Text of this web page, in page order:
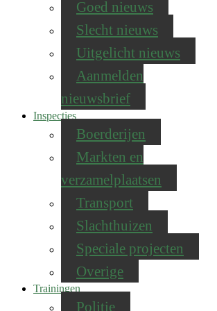
Goed nieuws
Slecht nieuws
Uitgelicht nieuws
Aanmelden
nieuwsbrief
Inspecties
Boerderijen
Markten en
verzamelplaatsen
Transport
Slachthuizen
Speciale projecten
Overige
Trainingen
Politie